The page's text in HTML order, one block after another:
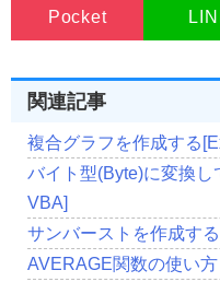
Pocket
関連記事
複合グラフを作成する
バイト型(Byte)に変換
VBA]
サンバーストを作成す
AVERAGE関数の使い